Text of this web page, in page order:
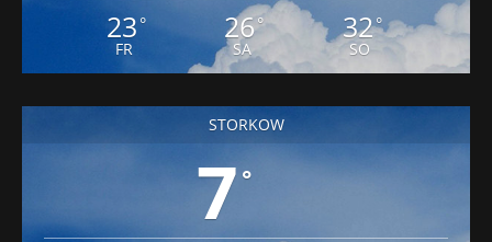
23 °
FR
26°
SA
32°
SO
STORKOW
7°